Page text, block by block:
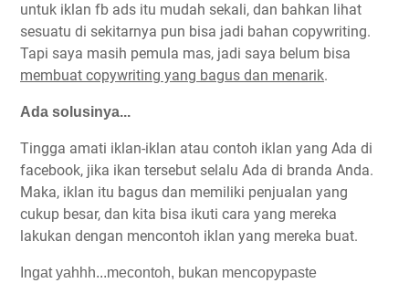
untuk iklan fb ads itu mudah sekali, dan bahkan lihat
sesuatu di sekitarnya pun bisa jadi bahan copywriting.
Tapi saya masih pemula mas, jadi saya belum bisa
membuat copywriting yang bagus dan menarik.
Ada solusinya...
Tingga amati iklan-iklan atau contoh iklan yang Ada di
facebook, jika ikan tersebut selalu Ada di branda Anda.
Maka, iklan itu bagus dan memiliki penjualan yang
cukup besar, dan kita bisa ikuti cara yang mereka
lakukan dengan mencontoh iklan yang mereka buat.
Ingat yahhh...mecontoh, bukan mencopypaste